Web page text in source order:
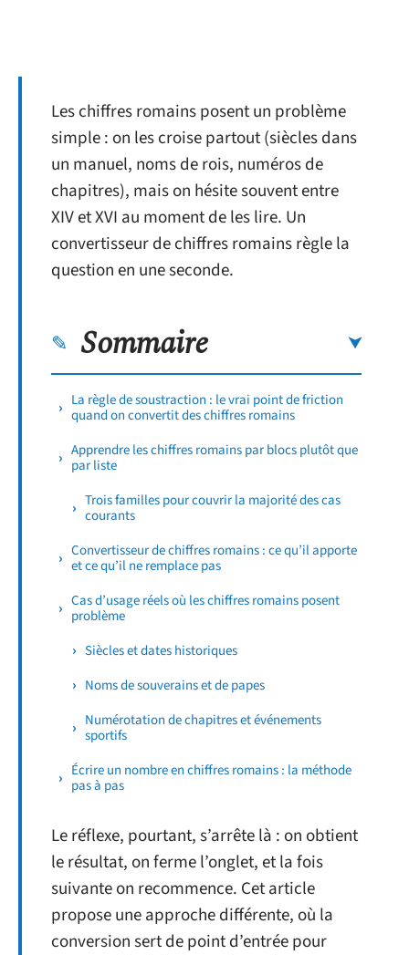
Les chiffres romains posent un problème
simple : on les croise partout (siècles dans
un manuel, noms de rois, numéros de
chapitres), mais on hésite souvent entre
XIV et XVI au moment de les lire. Un
convertisseur de chiffres romains règle la
question en une seconde.
Sommaire
La règle de soustraction : le vrai point de friction
quand on convertit des chiffres romains
Apprendre les chiffres romains par blocs plutôt que
par liste
Trois familles pour couvrir la majorité des cas
courants
Convertisseur de chiffres romains : ce qu’il apporte
et ce qu’il ne remplace pas
Cas d’usage réels où les chiffres romains posent
problème
Siècles et dates historiques
Noms de souverains et de papes
Numérotation de chapitres et événements
sportifs
Écrire un nombre en chiffres romains : la méthode
pas à pas
Le réflexe, pourtant, s’arrête là : on obtient
le résultat, on ferme l’onglet, et la fois
suivante on recommence. Cet article
propose une approche différente, où la
conversion sert de point d’entrée pour